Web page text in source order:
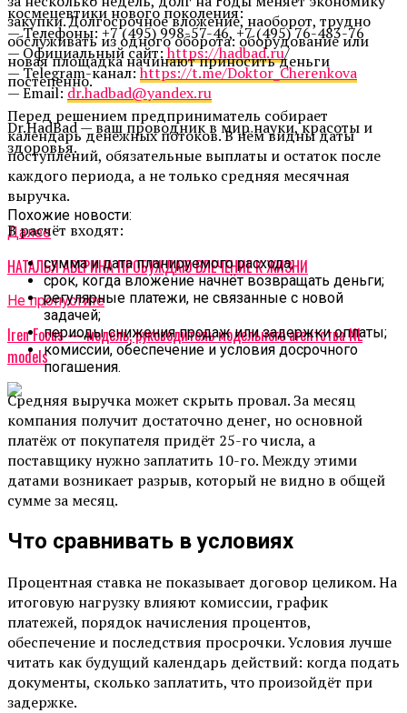
космецевтики нового поколения:
— Телефоны: +7 (495) 998-57-46, +7 (495) 76-483-76
— Официальный сайт:https://hadbad.ru/
— Telegram-канал:https://t.me/Doktor_Cherenkova
— Email:dr.hadbad@yandex.ru
Dr.HadBad — ваш проводник в мир науки, красоты и
здоровья.
Похожие новости:
Далее
НАТАЛЬЯ АВЕРИНА ПРОБУЖДАЮ ВЛЕЧЕНИЕ К ЖИЗНИ
Не пропустите
Iren Focus — модель, руководитель модельного агентства NL
models
закупки. Долгосрочное вложение, наоборот, трудно
обслуживать из одного оборота: оборудование или
новая площадка начинают приносить деньги
постепенно.
Перед решением предприниматель собирает
календарь денежных потоков. В нём видны даты
поступлений, обязательные выплаты и остаток после
каждого периода, а не только средняя месячная
выручка.
В расчёт входят:
сумма и дата планируемого расхода;
срок, когда вложение начнёт возвращать деньги;
регулярные платежи, не связанные с новой
задачей;
периоды снижения продаж или задержки оплаты;
комиссии, обеспечение и условия досрочного
погашения.
Средняя выручка может скрыть провал. За месяц
компания получит достаточно денег, но основной
платёж от покупателя придёт 25-го числа, а
поставщику нужно заплатить 10-го. Между этими
датами возникает разрыв, который не видно в общей
сумме за месяц.
Что сравнивать в условиях
Процентная ставка не показывает договор целиком. На
итоговую нагрузку влияют комиссии, график
платежей, порядок начисления процентов,
обеспечение и последствия просрочки. Условия лучше
читать как будущий календарь действий: когда подать
документы, сколько заплатить, что произойдёт при
задержке.